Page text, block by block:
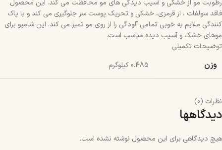
رطوبت مو از خشکی و آسیب دیدگی های مو محافظت می کند. این محصول
فاقد سولفات ، از قرمزی، خشکی و تحریک پوست سر جلوگیری می کند و با پاک
کنندگی ملایم به خوبی تمامی آلودگی را از روی مو تمیز می کند. این شامپو برای
موهای خشک و آسیب دیده مناسب است.
توضیحات تکمیلی
وزن 0.485 کیلوگرم
نظرات (0)
دیدگاهها
هیچ دیدگاهی برای این محصول نوشته نشده است.